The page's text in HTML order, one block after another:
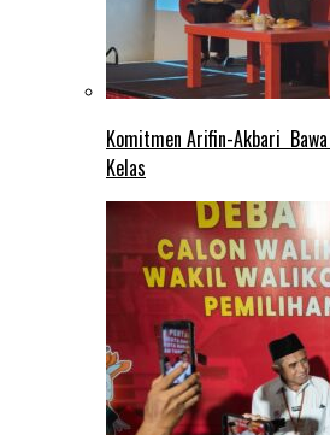
Komitmen Arifin-Akbari
Kelas